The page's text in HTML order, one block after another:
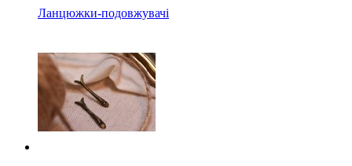
Ланцюжки-подовжувачі